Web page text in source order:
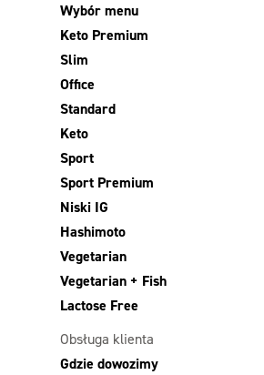
50,31 zł
Zamów dietę!
Menu
Wybór menu
Keto Premium
Slim
Office
Standard
Keto
Sport
Sport Premium
Niski IG
Hashimoto
Vegetarian
Vegetarian + Fish
Lactose Free
Obsługa klienta
Gdzie dowozimy